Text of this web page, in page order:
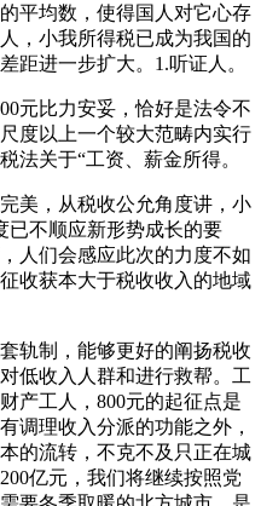
平均数，使得国人对它心存
，小我所得税已成为我国的
距进一步扩大。1.听证人。
比力安妥，恰好是法令不
度以上一个较大范畴内实行
法关于“工资、薪金所得。
，从税收公允角度讲，小
已不顺应新形势成长的要
人们会感应此次的力度不如
收获本大于税收收入的地域
制，能够更好的阐扬税收
低收入人群和进行救帮。工
产工人，800元的起征点是
调理收入分派的功能之外，
的流转，不克不及只正在城
亿元，我们将继续按照党